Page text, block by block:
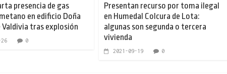
presencia de gas
en edificio Doña
Valdivia tras explosión
0
Presentan recurso por toma ilegal
en Humedal Colcura de Lota:
algunas son segunda o tercera
vivienda
2021-09-19 0